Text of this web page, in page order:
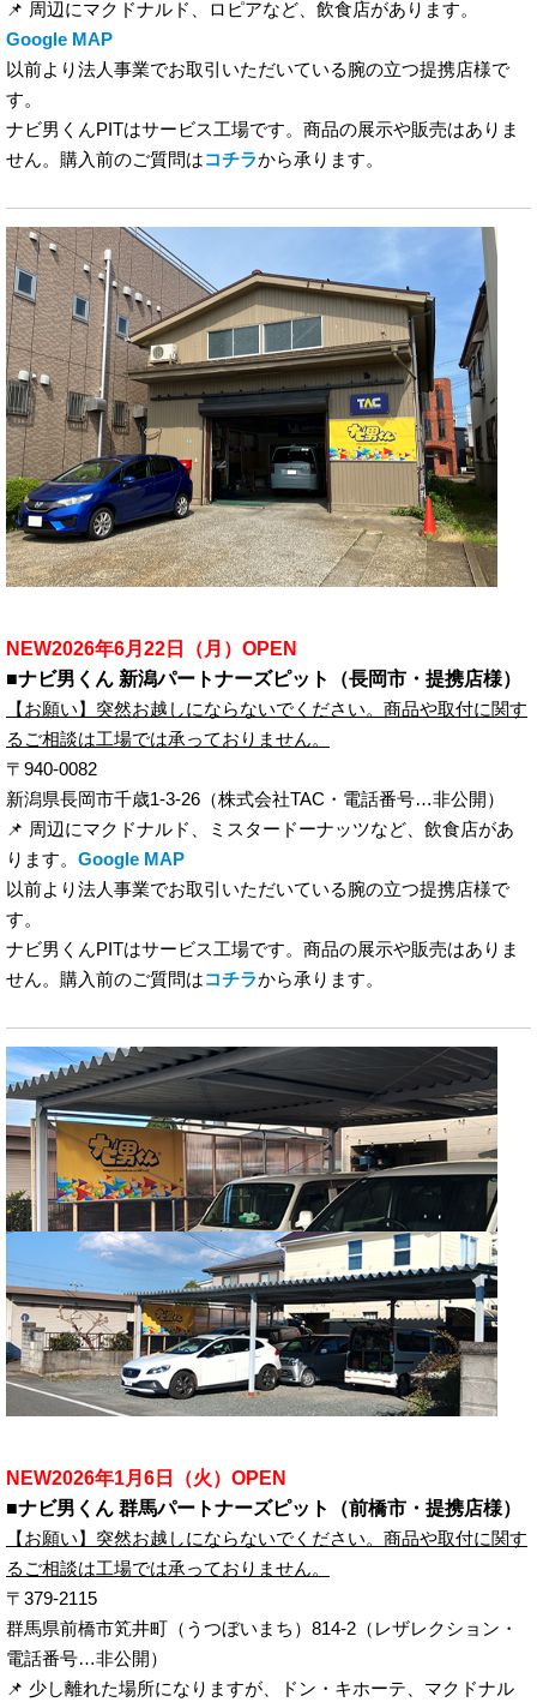
📌 周辺にマクドナルド、ロピアなど、飲食店があります。
Google MAP
以前より法人事業でお取引いただいている腕の立つ提携店様で
す。
ナビ男くんPITはサービス工場です。商品の展示や販売はありま
せん。購入前のご質問はコチラから承ります。
NEW2026年6月22日（月）OPEN
■ナビ男くん 新潟パートナーズピット（長岡市・提携店様）
【お願い】突然お越しにならないでください。商品や取付に関す
るご相談は工場では承っておりません。
〒940-0082
新潟県長岡市千歳1-3-26（株式会社TAC・電話番号…非公開）
📌 周辺にマクドナルド、ミスタードーナッツなど、飲食店があ
ります。 Google MAP
以前より法人事業でお取引いただいている腕の立つ提携店様で
す。
ナビ男くんPITはサービス工場です。商品の展示や販売はありま
せん。購入前のご質問はコチラから承ります。
NEW2026年1月6日（火）OPEN
■ナビ男くん 群馬パートナーズピット（前橋市・提携店様）
【お願い】突然お越しにならないでください。商品や取付に関す
るご相談は工場では承っておりません。
〒 379-2115
群馬県前橋市笂井町（うつぼいまち） 814-2 （レザレクション・
電話番号…非公開）
📌 少し離れた場所になりますが、ドン・キホーテ、マクドナル